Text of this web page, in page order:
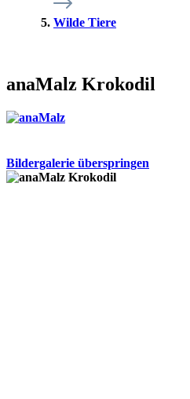
Wilde Tiere
anaMalz Krokodil
Bildergalerie überspringen